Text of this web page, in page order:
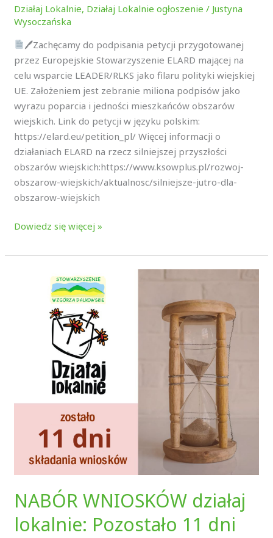
Działaj Lokalnie, Działaj Lokalnie ogłoszenie / Justyna
Wysoczańska
🖊Zachęcamy do podpisania petycji przygotowanej
przez Europejskie Stowarzyszenie ELARD mającej na
celu wsparcie LEADER/RLKS jako filaru polityki wiejskiej
UE. Założeniem jest zebranie miliona podpisów jako
wyrazu poparcia i jedności mieszkańców obszarów
wiejskich. Link do petycji w języku polskim:
https://elard.eu/petition_pl/ Więcej informacji o
działaniach ELARD na rzecz silniejszej przyszłości
obszarów wiejskich:https://www.ksowplus.pl/rozwoj-
obszarow-wiejskich/aktualnosc/silniejsze-jutro-dla-
obszarow-wiejskich
Dowiedz się więcej »
NABÓR WNIOSKÓW działaj
lokalnie: Pozostało 11 dni
WNIOSKÓW
lokalnie:
Pozostało